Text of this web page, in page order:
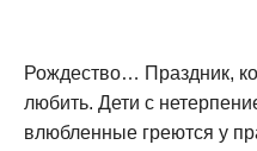
Рождество… Праздник,
любить. Дети с
влюбленные греются у